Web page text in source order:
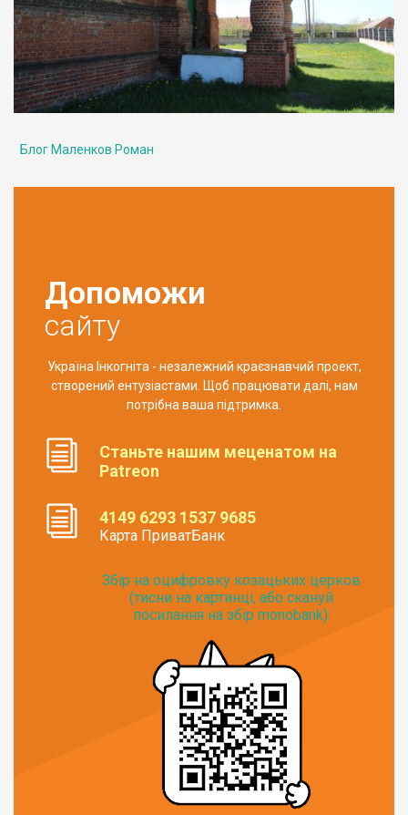
Блог Маленков Роман
Допоможи
сайту
Україна Інкогніта - незалежний краєзнавчий проект,
створений ентузіастами. Щоб працювати далі, нам
потрібна ваша підтримка.
Станьте нашим меценатом на
Patreon
4149 6293 1537 9685
Карта ПриватБанк
Збір на оцифровку козацьких церков
(тисни на картинці, або скануй
посилання на збір monobank):